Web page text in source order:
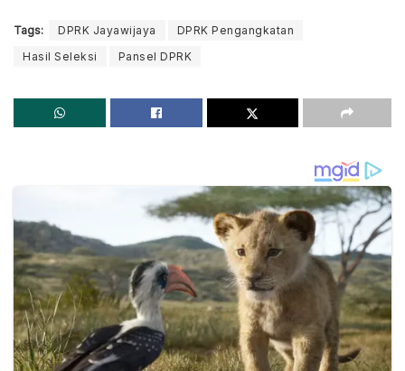
Tags: DPRK Jayawijaya
DPRK Pengangkatan
Hasil Seleksi
Pansel DPRK